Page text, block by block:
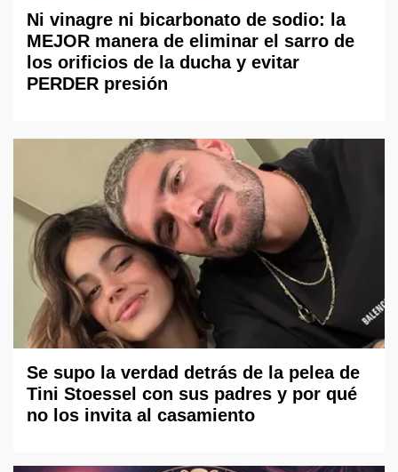
Ni vinagre ni bicarbonato de sodio: la
MEJOR manera de eliminar el sarro de
los orificios de la ducha y evitar
PERDER presión
Se supo la verdad detrás de la pelea de
Tini Stoessel con sus padres y por qué
no los invita al casamiento